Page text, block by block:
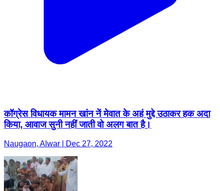
कॉग्रेस विधायक मामन खांन नें मेवात के अहं मुद्दे उठाकर हक अदा
किया, आवाज सुनी नहीं जाती वो अलग बात है।
Naugaon, Alwar | Dec 27, 2022